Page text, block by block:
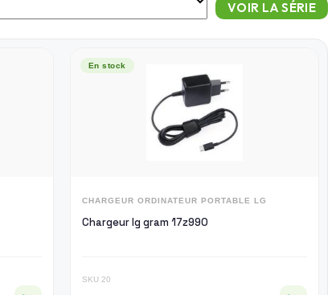
En stock
CHARGEUR ORDINATEUR PORTABLE LG
Chargeur lg gram 17z990
SKU 20